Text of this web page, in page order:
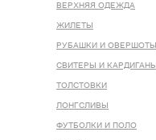
ВЕРХНЯЯ ОДЕЖДА
ЖИЛЕТЫ
РУБАШКИ И ОВЕРШОТЫ
СВИТЕРЫ И КАРДИГАНЫ
ТОЛСТОВКИ
ЛОНГСЛИВЫ
ФУТБОЛКИ И ПОЛО